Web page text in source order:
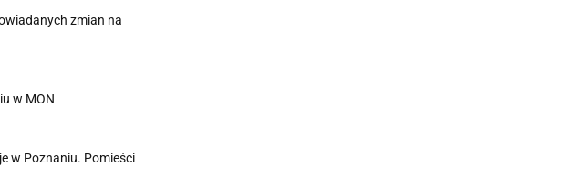
zmian na
w MON
w Poznaniu. Pomieści